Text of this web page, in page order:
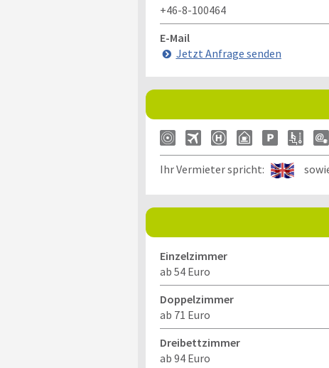
+46-8-100464
E-Mail
Jetzt Anfrage senden
Ihr Vermieter spricht:
Einzelzimmer
ab 54 Euro
Doppelzimmer
ab 71 Euro
Dreibettzimmer
ab 94 Euro